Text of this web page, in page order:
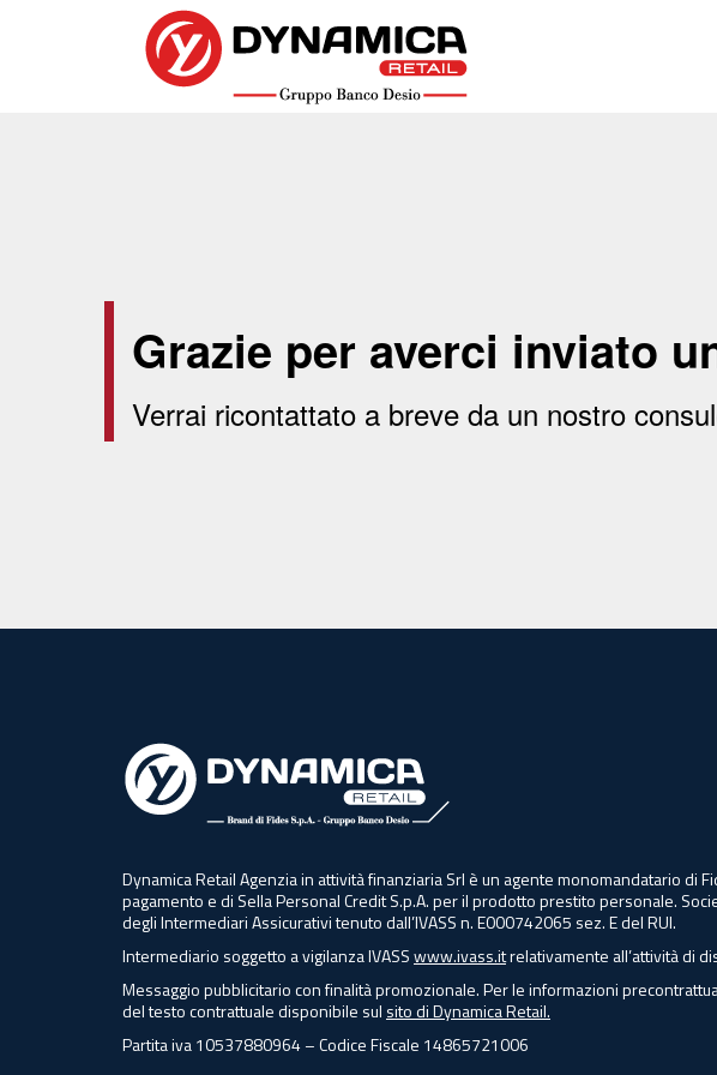
Grazie per averci inviato
Verrai ricontattato a breve da un nostro
Dynamica Retail Agenzia in attività finanziaria Srl è un agente monomandatario
pagamento e di Sella Personal Credit S.p.A. per il prodotto prestito personale.
degli Intermediari Assicurativi tenuto dall’IVASS n. E000742065 sez. E del RUI.
Intermediario soggetto a vigilanza IVASSwww.ivass.itrelativamente all’attività di
Messaggio pubblicitario con finalità promozionale. Per le informazioni
del testo contrattuale disponibile sul sito di Dynamica Retail.
Partita iva 10537880964 – Codice Fiscale 14865721006